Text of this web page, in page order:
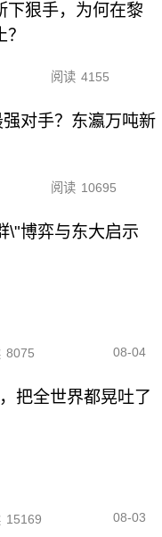
下狠手，为何在黎
阅读 4155
对手？东瀛万吨新
阅读 10695
\"博弈与东大启示
8075 08-04
把全世界都晃吐了
15169 08-03